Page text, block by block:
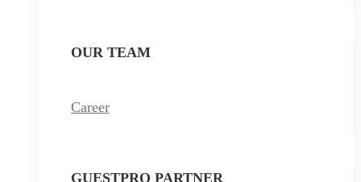
OUR TEAM
Career
GUESTPRO PARTNER